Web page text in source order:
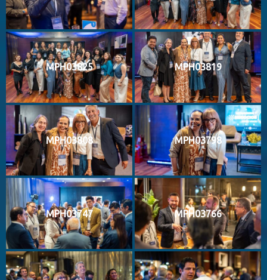
MPH03825 MPH03819
MPH03808 MPH03798
MPH03747 MPH03766